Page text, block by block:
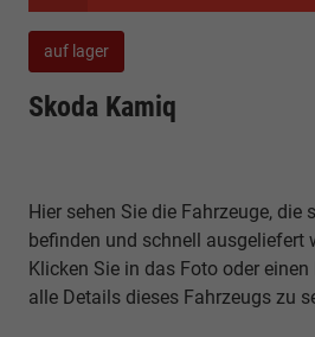
auf lager
Skoda Kamiq
Hier sehen Sie die Fahrzeuge, die
befinden und schnell ausgeliefert
Klicken Sie in das Foto oder
alle Details dieses Fahrzeugs zu